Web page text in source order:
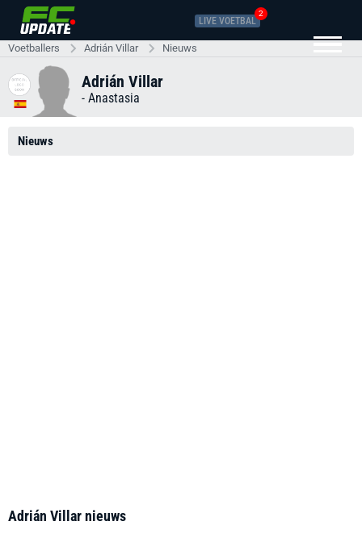
LIVE VOETBAL
2
Voetballers Adrián Villar Nieuws
Adrián Villar
- Anastasia
Nieuws
Adrián Villar nieuws